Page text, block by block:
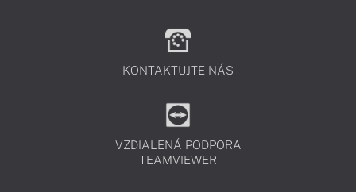
KONTAKTUJTE NÁS
VZDIALENÁ PODPORA
TEAMVIEWER